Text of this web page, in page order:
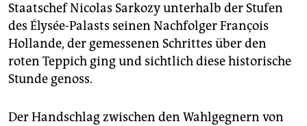
Staatschef Nicolas Sarkozy unterhalb der Stufen
des Élysée-Palasts seinen Nachfolger François
Hollande, der gemessenen Schrittes über den
roten Teppich ging und sichtlich diese historische
Stunde genoss.
Der Handschlag zwischen den Wahlgegnern von